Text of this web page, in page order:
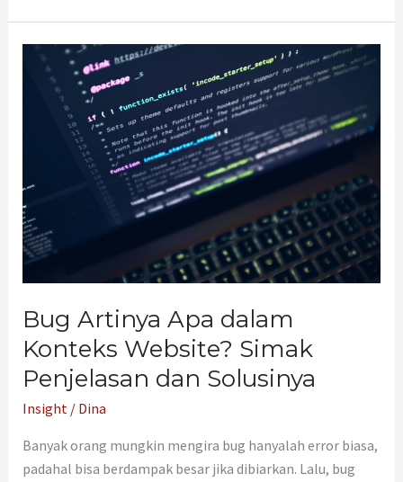
Bug Artinya Apa dalam
Konteks Website? Simak
Penjelasan dan Solusinya
Insight/ Dina
Banyak orang mungkin mengira bug hanyalah error biasa,
padahal bisa berdampak besar jika dibiarkan. Lalu, bug
Bug
Artinya
Simak
Penjelasan
dan
Solusinya